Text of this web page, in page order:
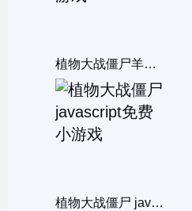
植物大战僵尸羊年版
植物大战僵尸 javascript